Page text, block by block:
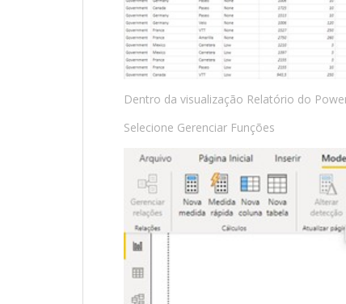
Dentro da visualização Relatório do
Selecione Gerenciar Funções